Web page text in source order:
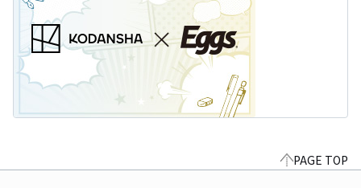
PAGE TOP